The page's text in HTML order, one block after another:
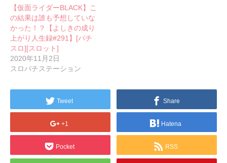
【仮面ライダーBLACK】こ
の結果は誰も予想していな
かった！？【よしきの成り
上がり人生録#291】[パチ
スロ][スロット]
2020年11月2日
スロパチステーション
Tweet Share
+1 Hatena
Pocket RSS